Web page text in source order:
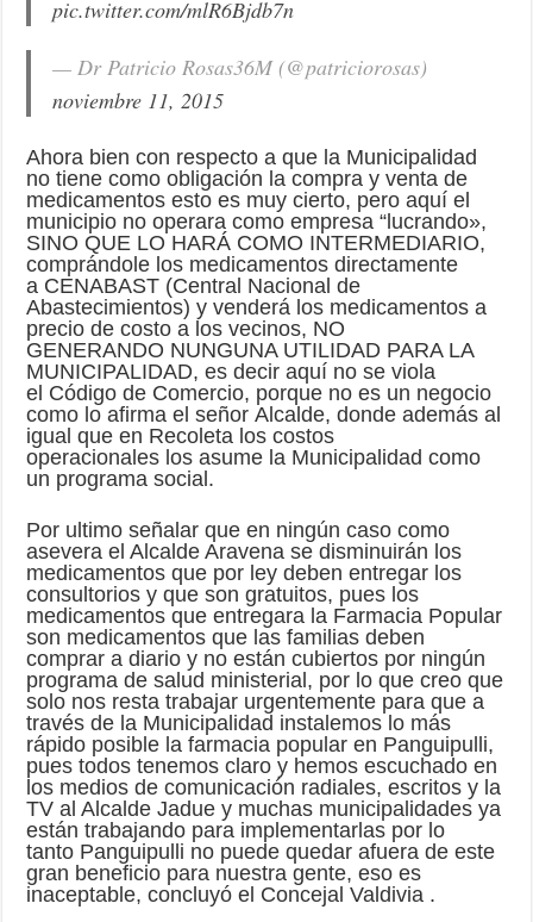
pic.twitter.com/mlR6Bjdb7n
— Dr Patricio Rosas36M (@patriciorosas)
noviembre 11, 2015
Ahora bien con respecto a que la Municipalidad
no tiene como obligación la compra y venta de
medicamentos esto es muy cierto, pero aquí el
municipio no operara como empresa “lucrando»,
SINO QUE LO HARÁ COMO INTERMEDIARIO,
comprándole los medicamentos directamente
a CENABAST (Central Nacional de
Abastecimientos) y venderá los medicamentos a
precio de costo a los vecinos, NO
GENERANDO NUNGUNA UTILIDAD PARA LA
MUNICIPALIDAD, es decir aquí no se viola
el Código de Comercio, porque no es un negocio
como lo afirma el señor Alcalde, donde además al
igual que en Recoleta los costos
operacionales los asume la Municipalidad como
un programa social.
Por ultimo señalar que en ningún caso como
asevera el Alcalde Aravena se disminuirán los
medicamentos que por ley deben entregar los
consultorios y que son gratuitos, pues los
medicamentos que entregara la Farmacia Popular
son medicamentos que las familias deben
comprar a diario y no están cubiertos por ningún
programa de salud ministerial, por lo que creo que
solo nos resta trabajar urgentemente para que a
través de la Municipalidad instalemos lo más
rápido posible la farmacia popular en Panguipulli,
pues todos tenemos claro y hemos escuchado en
los medios de comunicación radiales, escritos y la
TV al Alcalde Jadue y muchas municipalidades ya
están trabajando para implementarlas por lo
tanto Panguipulli no puede quedar afuera de este
gran beneficio para nuestra gente, eso es
inaceptable, concluyó el Concejal Valdivia .